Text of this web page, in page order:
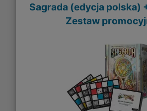
Sagrada (edycja polska)
Zestaw